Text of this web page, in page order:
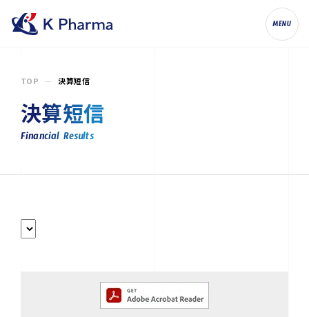
株式会社ケイファーマ（K Pharma, Inc.
MENU
TOP 決算短信
決算短信
Financial Results